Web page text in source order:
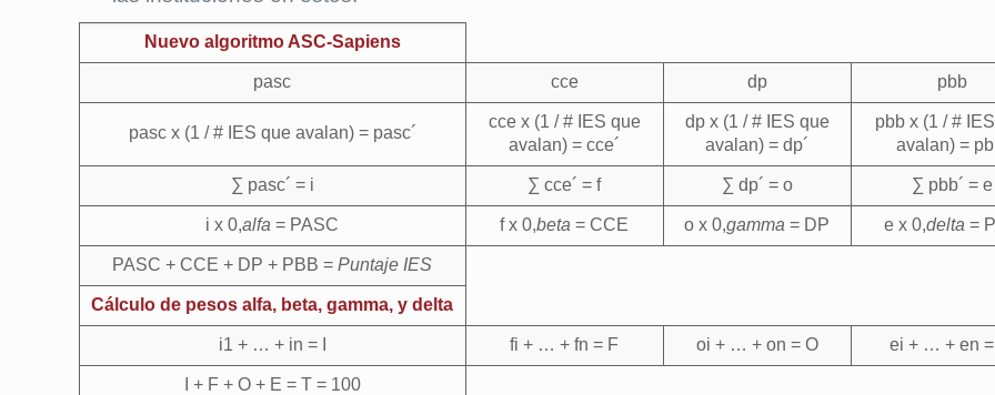
Nuevo algoritmo ASC-Sapiens
pasc cce dp pbb
pasc x (1 / # IES que avalan) = pasc´
cce x (1 / # IES que
avalan) = cce´
dp x (1 / # IES que
avalan) = dp´
pbb x (1 / #
avalan) =
∑ pasc´ = i ∑ cce´ = f ∑ dp´ = o ∑ pbb´ = e
i x 0,alfa = PASC f x 0,beta = CCE o x 0,gamma = DP e x 0,delta =
PASC + CCE + DP + PBB =Puntaje IES
Cálculo de pesos alfa, beta, gamma, y delta
i1 + … + in = I fi + … + fn = F oi + … + on = O ei + … + en
I + F + O + E = T = 100